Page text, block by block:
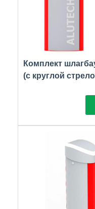
Комплект
(с круглой